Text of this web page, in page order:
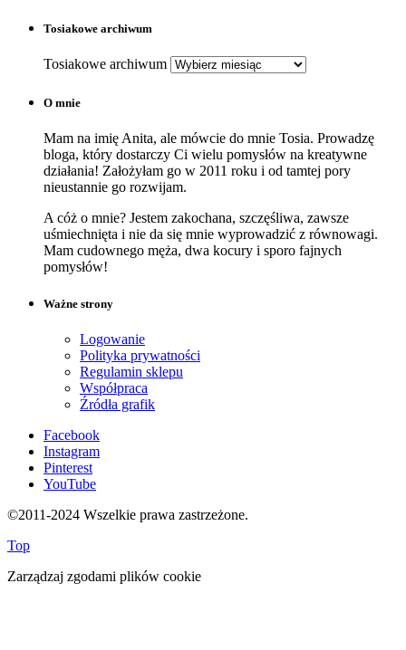
Tosiakowe archiwum
Tosiakowe archiwum
O mnie
Mam na imię Anita, ale mówcie do mnie Tosia. Prowadzę
bloga, który dostarczy Ci wielu pomysłów na kreatywne
działania! Założyłam go w 2011 roku i od tamtej pory
nieustannie go rozwijam.
A cóż o mnie? Jestem zakochana, szczęśliwa, zawsze
uśmiechnięta i nie da się mnie wyprowadzić z równowagi.
Mam cudownego męża, dwa kocury i sporo fajnych
pomysłów!
Ważne strony
Logowanie
Polityka prywatności
Regulamin sklepu
Współpraca
Źródła grafik
Facebook
Instagram
Pinterest
YouTube
©2011-2024 Wszelkie prawa zastrzeżone.
Top
Zarządzaj zgodami plików cookie